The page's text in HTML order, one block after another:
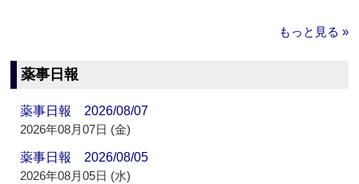
もっと見る »
薬事日報
薬事日報 2026/08/07
2026年08月07日 (金)
薬事日報 2026/08/05
2026年08月05日 (水)